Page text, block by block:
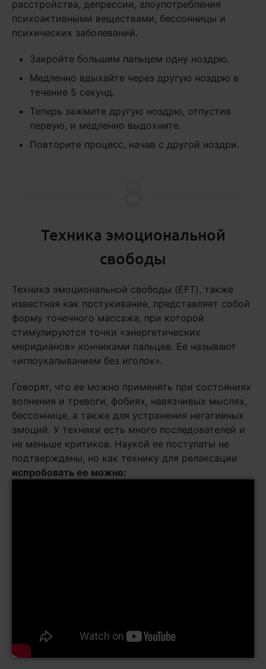
расстройства, депрессии, злоупотребления
психоактивными веществами, бессонницы и
психических заболеваний.
Закройте большим пальцем одну ноздрю.
Медленно вдыхайте через другую ноздрю в
течение 5 секунд.
Теперь зажмите другую ноздрю, отпустив
первую, и медленно выдохните.
Повторите процесс, начав с другой ноздри.
Техника эмоциональной
свободы
Техника эмоциональной свободы (EFT), также
известная как постукивание, представляет собой
форму точечного массажа, при которой
стимулируются точки «энергетических
меридианов» кончиками пальцев. Ее называют
«иглоукалыванием без иголок».
Говорят, что ее можно применять при состояниях
волнения и тревоги, фобиях, навязчивых мыслях,
бессоннице, а также для устранения негативных
эмоций. У техники есть много последователей и
не меньше критиков. Наукой ее постулаты не
подтверждены, но как технику для релаксации
испробовать ее можно: